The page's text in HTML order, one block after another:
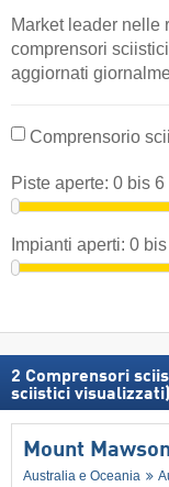
Market leader nelle
comprensori
aggiornati
Comprensorio
Piste aperte: 0 bis 6
Impianti aperti: 0 bis
2 Comprensori
sciistici visualizzati)
Mount
Australia e Oceania